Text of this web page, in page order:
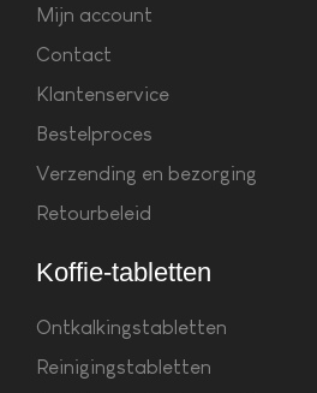
Mijn account
Contact
Klantenservice
Bestelproces
Verzending en bezorging
Retourbeleid
Koffie-tabletten
Ontkalkingstabletten
Reinigingstabletten